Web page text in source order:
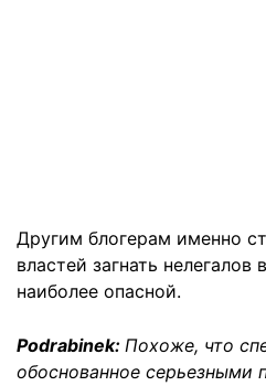
Другим блогерам именно
властей загнать нелегалов
наиболее опасной.
Podrabinek: Похоже, что
обоснованное серьезными